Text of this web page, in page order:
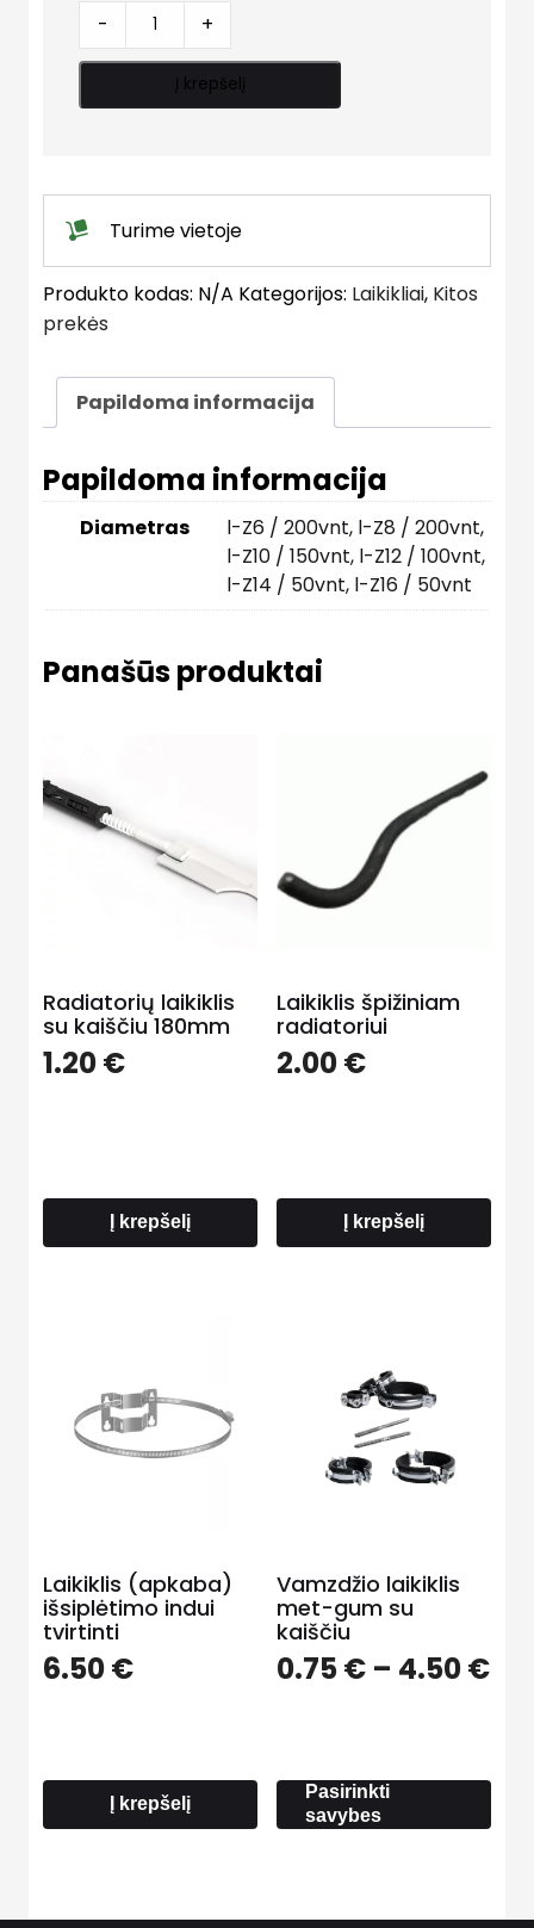
sujungimai
- +
Į krepšelį
Turime vietoje
Produkto kodas: N/A Kategorijos: Laikikliai, Kitos
prekės
Papildoma informacija
Papildoma informacija
Diametras
l-Z6 / 200vnt, l-Z8 / 200vnt,
l-Z10 / 150vnt, l-Z12 / 100vnt,
l-Z14 / 50vnt, l-Z16 / 50vnt
Panašūs produktai
Radiatorių laikiklis
su kaiščiu 180mm
1.20€
Į krepšelį
Laikiklis špižiniam
radiatoriui
2.00€
Į krepšelį
Laikiklis (apkaba)
išsiplėtimo indui
tvirtinti
6.50€
Į krepšelį
Vamzdžio laikiklis
met-gum su
kaiščiu
0.75€ – 4.50€
Pasirinkti
savybes